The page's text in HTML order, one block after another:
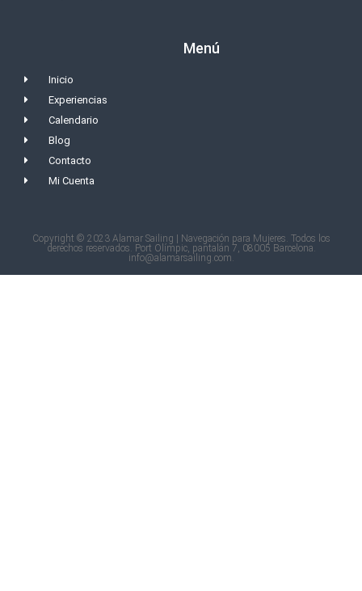
Menú
Inicio
Experiencias
Calendario
Blog
Contacto
Mi Cuenta
Copyright © 2023 Alamar Sailing | Navegación para Mujeres. Todos los
derechos reservados. Port Olímpic, pantalán 7, 08005 Barcelona.
info@alamarsailing.com.